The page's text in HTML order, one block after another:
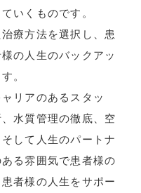
いくものです。
療方法を選択し、患
の人生のバックアッ
。
リアのあるスタッ
水質管理の徹底、空
して人生のパートナ
る雰囲気で患者様の
者様の人生をサポー